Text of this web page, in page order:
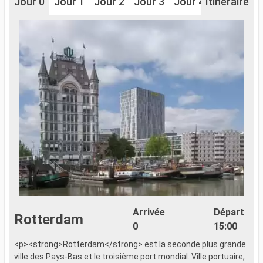
Rotterdam
Arrivée
0
Départ
15:00
<p><strong>Rotterdam</strong> est la seconde plus grande
ville des Pays-Bas et le troisième port mondial. Ville portuaire,